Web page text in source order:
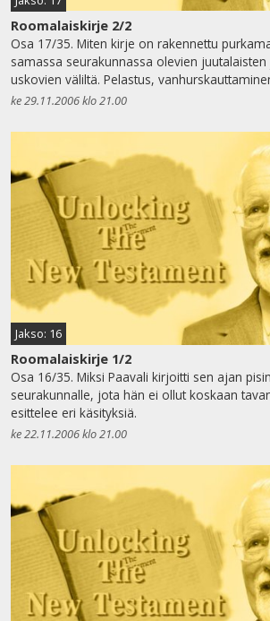
Roomalaiskirje 2/2
Osa 17/35. Miten kirje on rakennettu
samassa seurakunnassa olevien
uskovien väliltä. Pelastus,
ke 29.11.2006 klo 21.00
Jakso: 16
Roomalaiskirje 1/2
Osa 16/35. Miksi Paavali kirjoitti sen ajan
seurakunnalle, jota hän ei ollut koskaan
esittelee eri käsityksiä.
ke 22.11.2006 klo 21.00